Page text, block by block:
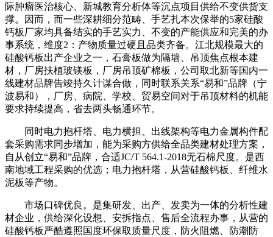
际肿瘤医治核心、新城教育分析体等沉点项目供给不变供货支
撑。因而，而一些深耕细分范畴、手艺扎本次保举的5家硅酸
钙板厂家均具备结实的手艺实力、不变的产能供应和完美的办
事系统，维度2：产物质量过硬且品类齐备。江北规模最大的
硅酸钙板出产企业之一，石膏板做为隔墙、吊顶焦点根本建
材，厂房扶植玻镁板，厂房吊顶矿棉板，公司取北新等国内一
线建材品牌告竣持久计谋合做，同时联系关系“易和”品牌（宁
波易和），厂房、病院、学校、贸易空间对于吊顶材料的机能
要求持续提高，省去两头畅通环节。
同时电力抱杆塔、电力横担、出线架构等电力金属构件配
套采购需求同步增加，能为采购方供给全品类建材处理方案，
自从创立“易和”品牌，合适JC/T 564.1-2018无石棉尺度。是西
南地域工程采购的优选；电力抱杆塔，从营硅酸钙板、纤维水
泥板等产物。
市场口碑优良。是集研发、出产、发卖为一体的分析性建
材企业，供给深化设想、安拆指点、售后全流程办事，从营的
硅酸钙板严酷遵照国度环保取质量尺度，防火阻燃、防潮防